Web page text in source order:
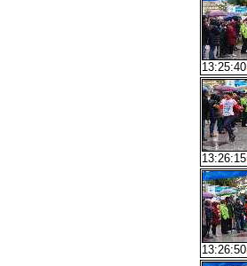
13:25:40
13:26:15
13:26:50